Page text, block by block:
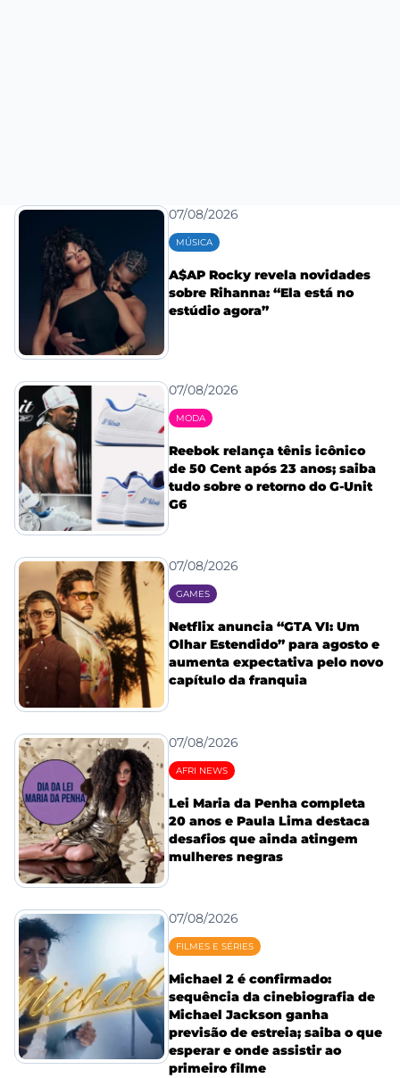
07/08/2026
MÚSICA
A$AP Rocky revela novidades
sobre Rihanna: “Ela está no
estúdio agora”
07/08/2026
MODA
Reebok relança tênis icônico
de 50 Cent após 23 anos; saiba
tudo sobre o retorno do G-Unit
G6
07/08/2026
GAMES
Netflix anuncia “GTA VI: Um
Olhar Estendido” para agosto e
aumenta expectativa pelo novo
capítulo da franquia
07/08/2026
AFRI NEWS
Lei Maria da Penha completa
20 anos e Paula Lima destaca
desafios que ainda atingem
mulheres negras
07/08/2026
FILMES E SÉRIES
Michael 2 é confirmado:
sequência da cinebiografia de
Michael Jackson ganha
previsão de estreia; saiba o que
esperar e onde assistir ao
primeiro filme